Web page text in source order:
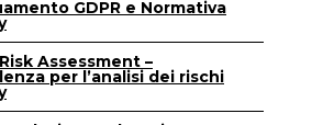
GDPR e Normativa
Assessment –
per l’analisi dei rischi